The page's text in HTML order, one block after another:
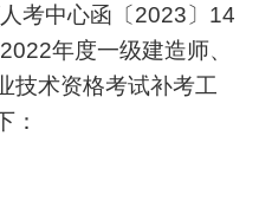
考中心函〔2023〕14
年度一级建造师、
技术资格考试补考工
：